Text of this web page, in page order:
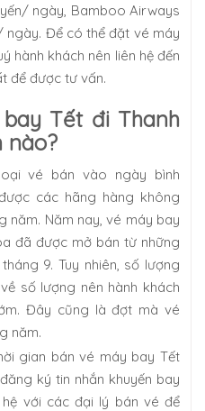
ngày, Bamboo Airways
ngày. Để có thể đặt vé máy
hành khách nên liên hệ đến
để được tư vấn.
Tết đi Thanh
nào?
vé bán vào ngày bình
các hãng hàng không
năm. Năm nay, vé máy bay
đã được mở bán từ những
9. Tuy nhiên, số lượng
số lượng nên hành khách
Đây cũng là đợt mà vé
năm.
gian bán vé máy bay Tết
ký tin nhắn khuyến bay
với các đại lý bán vé để